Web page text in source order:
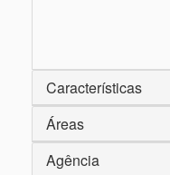
Características
Áreas
Agência